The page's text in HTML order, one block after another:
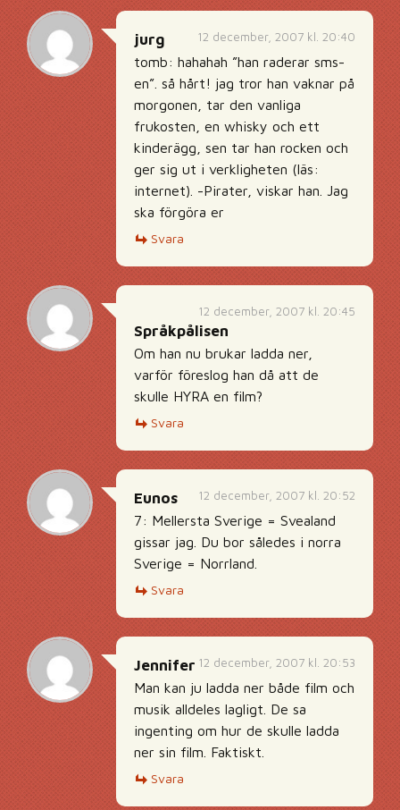
12 december, 2007 kl. 20:40
jurg
tomb: hahahah ”han raderar sms-
en”. så hårt! jag tror han vaknar på
morgonen, tar den vanliga
frukosten, en whisky och ett
kinderägg, sen tar han rocken och
ger sig ut i verkligheten (läs:
internet). -Pirater, viskar han. Jag
ska förgöra er
Svara
12 december, 2007 kl. 20:45
Språkpålisen
Om han nu brukar ladda ner,
varför föreslog han då att de
skulle HYRA en film?
Svara
12 december, 2007 kl. 20:52
Eunos
7: Mellersta Sverige = Svealand
gissar jag. Du bor således i norra
Sverige = Norrland.
Svara
12 december, 2007 kl. 20:53
Jennifer
Man kan ju ladda ner både film och
musik alldeles lagligt. De sa
ingenting om hur de skulle ladda
ner sin film. Faktiskt.
Svara